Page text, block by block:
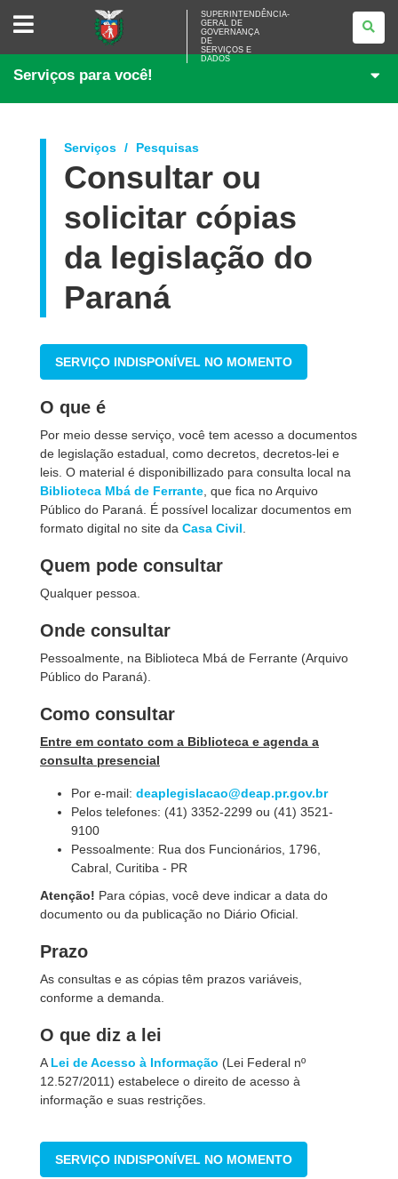
SUPERINTENDÊNCIA-
<BR>GOVERNANÇA
SERVIÇOS
DADOS
SUPERINTENDÊNCIA-
GERAL DE
GOVERNANÇA
DE
SERVIÇOS E
DADOS
Serviços para você!
Serviços Pesquisas
Consultar ou
solicitar cópias
da legislação do
Paraná
SERVIÇO INDISPONÍVEL NO MOMENTO
O que é
Por meio desse serviço, você tem acesso a documentos
de legislação estadual, como decretos, decretos-lei e
leis. O material é disponibillizado para consulta local na
Biblioteca Mbá de Ferrante , que fica no Arquivo
Público do Paraná. É possível localizar documentos em
formato digital no site da Casa Civil
Quem pode consultar
Qualquer pessoa.
Onde consultar
Pessoalmente, na Biblioteca Mbá de Ferrante (Arquivo
Público do Paraná).
Como consultar
Entre em contato com a Biblioteca e agenda a
consulta presencial
Por e-mail: deaplegislacao@deap.pr.gov.br
Pelos telefones: (41) 3352-2299 ou (41) 3521-
9100
Pessoalmente: Rua dos Funcionários, 1796,
Cabral, Curitiba - PR
Atenção! Para cópias, você deve indicar a data do
documento ou da publicação no Diário Oficial.
Prazo
As consultas e as cópias têm prazos variáveis,
conforme a demanda.
O que diz a lei
A Lei de Acesso à Informação (Lei Federal nº
12.527/2011) estabelece o direito de acesso à
informação e suas restrições.
SERVIÇO INDISPONÍVEL NO MOMENTO